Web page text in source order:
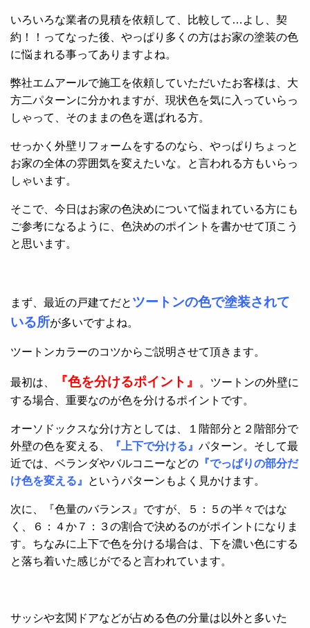
いろいろな業者の見積を依頼して、比較して…よし、契
約！！ってなった後、やっぱり多くの方はお家の塗装の色
に悩まれる事ってありますよね。
弊社エムアールで施工を依頼していただいたお客様は、大
方二パターンに分かれますが、現状色を気に入っていらっ
しゃって、そのままの色を選ばれる方。
せっかく外壁リフォームをするのなら、やっぱりちょっと
お家の全体の雰囲気を変えたいな。と言われる方もいらっ
しゃいます。
そこで、今日はお家の色決めについて悩まれている方にも
ご参考になるように、色決めのポイントを書かせて頂こう
と思います。
まず、最近の戸建てだと ツートンの色で塗装されて
いる所が多いですよね。
ツートンカラーのコツからご説明させて頂きます。
最初は、 『色を分けるポイント』
。ツートンの外壁に
する場合、重要なのが色を分けるポイントです。
オーソドックスな分け方としては、１階部分と２階部分で
外壁の色を変える、
『上下で分ける』 パターン。そして最
近では、ベランダやバルコニーなどの 『でっぱりの部分だ
け色を変える』
というパターンもよく見かけます。
次に、『色量のバランス』ですが、５：５の半々ではな
く、６：４か７：３の割合で決めるのがポイントになりま
す。ちなみに上下で色を分ける場合は、下を濃い色にする
と落ち着いた感じがでると言われています。
サッシや玄関ドアなどが占める色の分量は以外と多いた